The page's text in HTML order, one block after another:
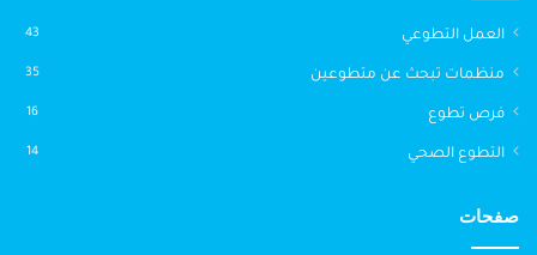
العمل التطوعي 43
منظمات تبحث عن متطوعين 35
فرص تطوع 16
التطوع الصحي 14
صفحات